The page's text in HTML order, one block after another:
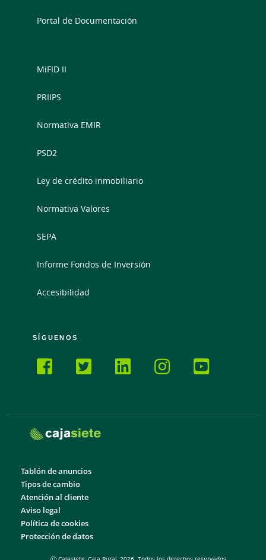
Portal de Documentación
MiFID II
PRIIPS
Normativa EMIR
PSD2
Ley de crédito inmobiliario
Normativa Valores
SEPA
Informe Fondos de Inversión
Accesibilidad
SÍGUENOS
Tablón de anuncios
Tipos de cambio
Atención al cliente
Aviso legal
Política de cookies
Protección de datos